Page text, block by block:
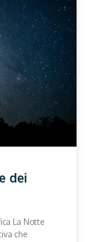
dei
La Notte
che